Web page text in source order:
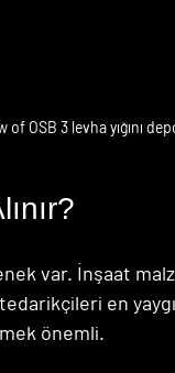
of OSB 3 levha yığını
var. İnşaat
en
önemli.